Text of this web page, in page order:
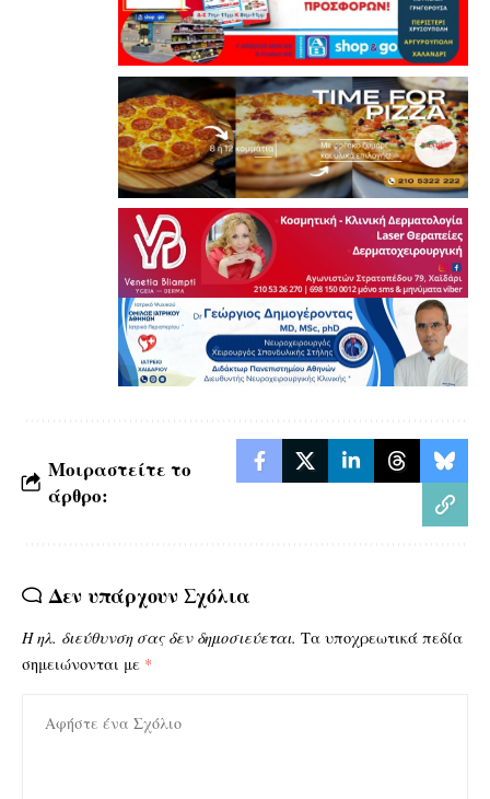
Μοιραστείτε το
άρθρο:
Δεν υπάρχουν Σχόλια
Η ηλ. διεύθυνση σας δεν δημοσιεύεται. Τα υποχρεωτικά πεδία
σημειώνονται με *